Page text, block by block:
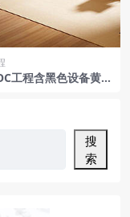
工程含黑色设备黄色
搜
索